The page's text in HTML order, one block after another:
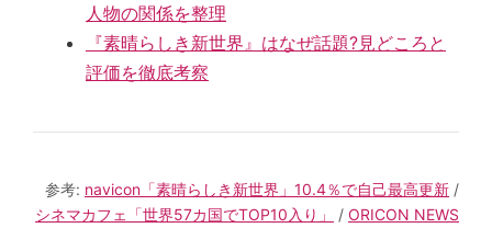
人物の関係を整理
『素晴らしき新世界』はなぜ話題?見どころと
評価を徹底考察
参考: navicon「素晴らしき新世界」10.4％で自己最高更新 /
シネマカフェ「世界57カ国でTOP10入り」
/ ORICON NEWS